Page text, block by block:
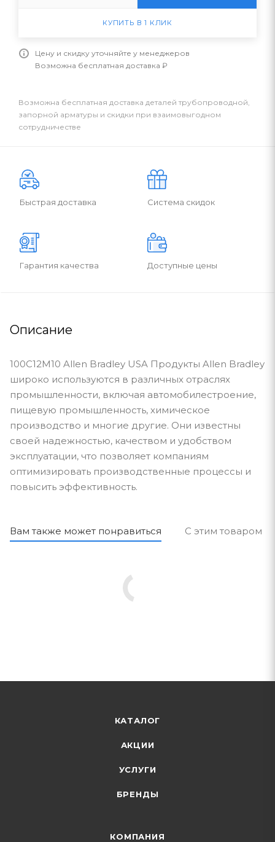
КУПИТЬ В 1 КЛИК
Цену и скидку уточняйте у менеджеров
Возможна бесплатная доставка ₽
Возможна бесплатная доставка деталей трубопроводной,
запорной арматуры и скидки при взаимовыгодном
сотрудничестве
Быстрая доставка Система скидок
Гарантия качества Доступные цены
Описание
100C12M10 Allen Bradley USA Продукты Allen Bradley
широко используются в различных отраслях
промышленности, включая автомобилестроение,
пищевую промышленность, химическое
производство и многие другие. Они известны
своей надежностью, качеством и удобством
эксплуатации, что позволяет компаниям
оптимизировать производственные процессы и
повысить эффективность.
Вам также может понравиться С этим товаром
КАТАЛОГ
АКЦИИ
УСЛУГИ
БРЕНДЫ
КОМПАНИЯ